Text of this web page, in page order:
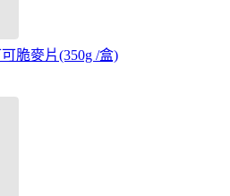
脆麥片(350g /盒)